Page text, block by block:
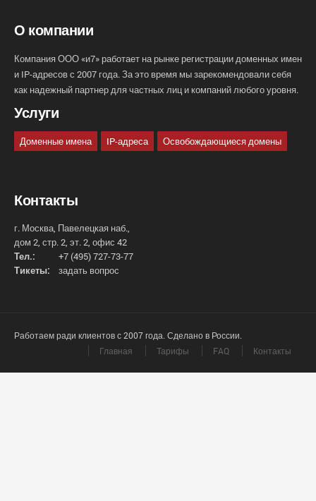
О компании
Компания ООО «и7» работает на рынке регистрации доменных имен
и IP-адресов с 2007 года. За это время мы зарекомендовали себя
как надежный партнер для частных лиц и компаний любого уровня.
Услуги
Доменные имена IP-адреса Освобождающиеся домены
Контакты
г. Москва, Павелецкая наб.,
дом 2, стр. 2, эт. 2, офис 42
Тел.:
+7 (495) 727-73-77
Тикеты:
задать вопрос
Работаем ради клиентов с 2007 года. Сделано в России.
Главная
Тарифы FAQ Контакты